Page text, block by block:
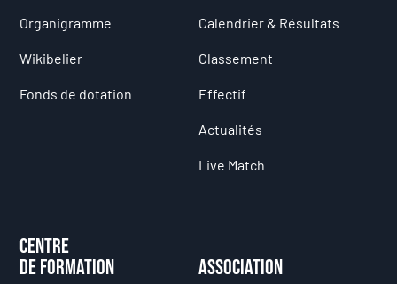
Organigramme
Wikibelier
Fonds de dotation
Calendrier & Résultats
Classement
Effectif
Actualités
Live Match
Centre
de formation
Association